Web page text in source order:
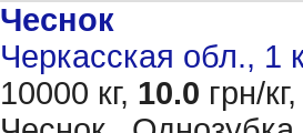
Чеснок
Черкасская обл., 1
10000 кг, 10.0 грн/кг,